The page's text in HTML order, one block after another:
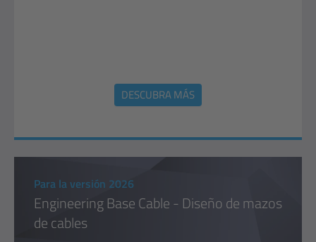
DESCUBRA MÁS
Para la versión 2026
Engineering Base Cable - Diseño de mazos
de cables